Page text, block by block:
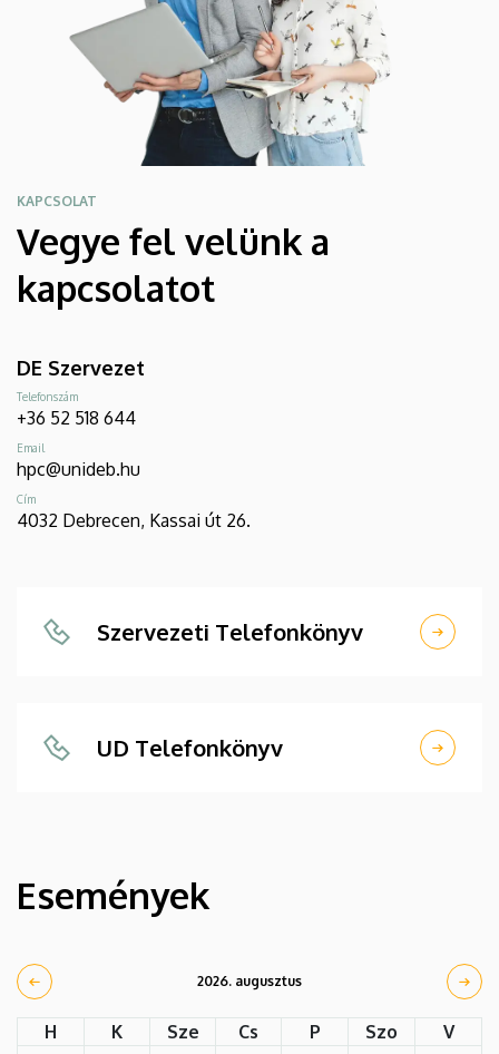
KAPCSOLAT
Vegye fel velünk a
kapcsolatot
DE Szervezet
Telefonszám
+36 52 518 644
Email
hpc@unideb.hu
Cím
4032 Debrecen, Kassai út 26.
Szervezeti Telefonkönyv
UD Telefonkönyv
Események
2026. augusztus
H K Sze Cs P Szo V